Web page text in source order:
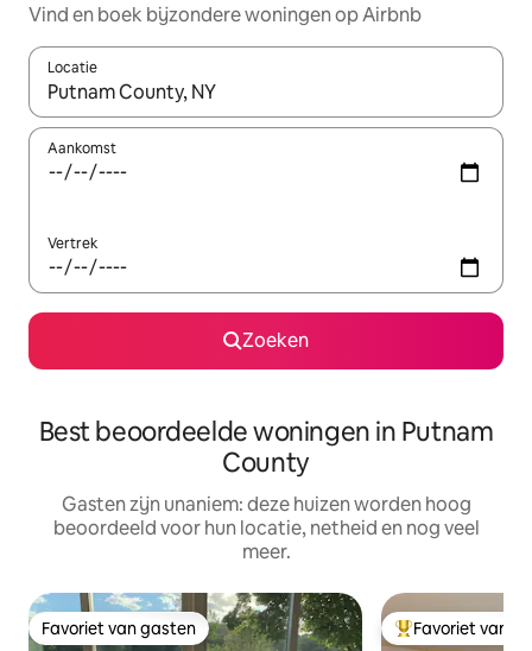
Vind en boek bijzondere woningen op Airbnb
Locatie
Wanneer er resultaten beschikbaar zijn, maak je een keuze
Aankomst
Vertrek
Zoeken
Best beoordeelde woningen in Putnam
County
Gasten zijn unaniem: deze huizen worden hoog
beoordeeld voor hun locatie, netheid en nog veel
meer.
Favoriet van gasten
Favoriet van gasten Topfavoriet van
Favoriet van